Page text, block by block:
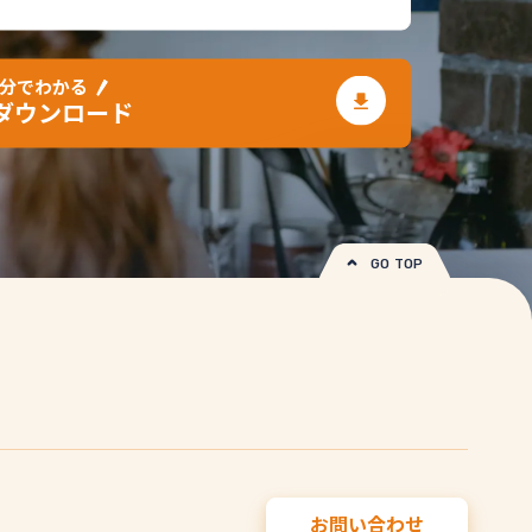
でわかる
ウンロード
お問い合わせ
GO TOP